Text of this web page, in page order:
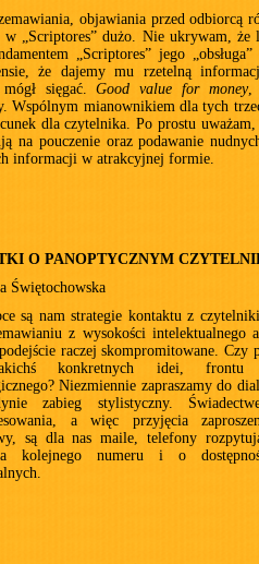
objawiania przed odbiorcą
w „Scriptores” dużo. Nie ukrywam, że
„Scriptores” jego
że dajemy mu rzetelną
mógł sięgać.Good value for money,
Wspólnym mianownikiem dla tych
dla czytelnika. Po prostu
na pouczenie oraz podawanie
informacji w atrakcyjnej formie.
O PANOPTYCZNYM
Świętochowska
są nam strategie kontaktu z
z wysokości intelektualnego
raczej skompromitowane. Czy
konkretnych idei, frontu
Niezmiennie zapraszamy do
zabieg stylistyczny.
a więc przyjęcia
są dla nas maile, telefony
kolejnego numeru i o